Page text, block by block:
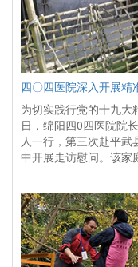
四〇四医院深入开展精
为切实践行党的十九
日，绵阳四0四医院院
人一行，第三次赴平
中开展走访慰问。该家